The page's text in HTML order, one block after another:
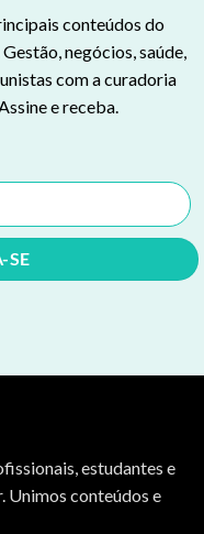
conteúdos do
negócios, saúde,
com a curadoria
e receba.
estudantes e
Unimos conteúdos e